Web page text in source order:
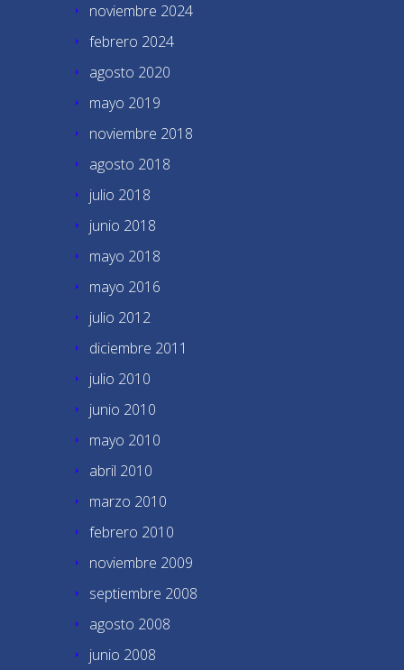
noviembre 2024
febrero 2024
agosto 2020
mayo 2019
noviembre 2018
agosto 2018
julio 2018
junio 2018
mayo 2018
mayo 2016
julio 2012
diciembre 2011
julio 2010
junio 2010
mayo 2010
abril 2010
marzo 2010
febrero 2010
noviembre 2009
septiembre 2008
agosto 2008
junio 2008